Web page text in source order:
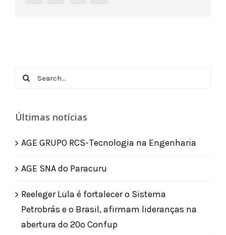
Search
Últimas notícias
AGE GRUPO RCS-Tecnologia na Engenharia
AGE SNA do Paracuru
Reeleger Lula é fortalecer o Sistema
Petrobrás e o Brasil, afirmam lideranças na
abertura do 20º Confup